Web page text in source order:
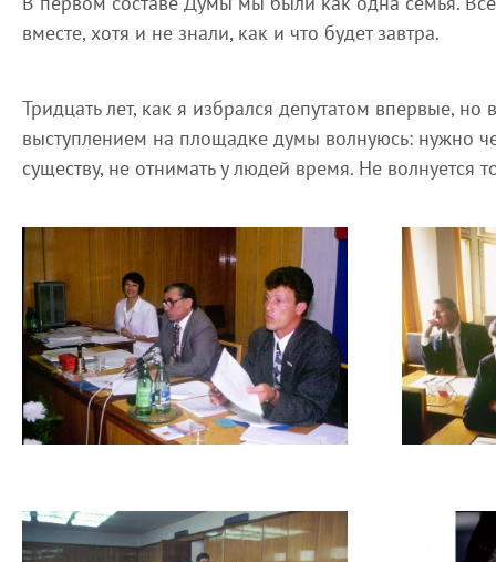
вместе, хотя и не знали, как и что будет завтра.
Тридцать лет, как я избрался депутатом впервые,
выступлением на площадке думы волнуюсь: нужно
существу, не отнимать у людей время. Не волнуется